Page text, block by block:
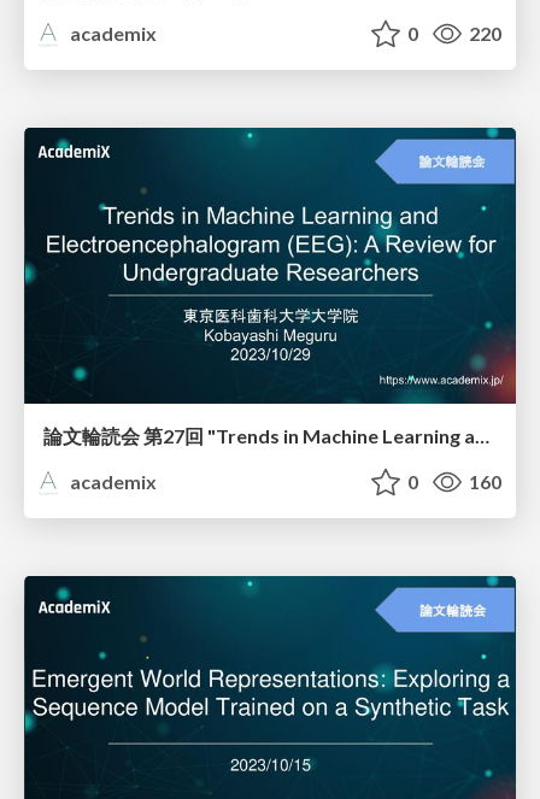
academix
0 220
論文輪読会 第27回 "Trends in Machine Learning and Electroencephalogram (EEG): A Review for Undergraduate Researchers"
academix
0 160